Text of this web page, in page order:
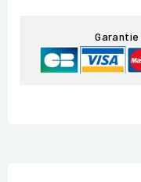
Garantie